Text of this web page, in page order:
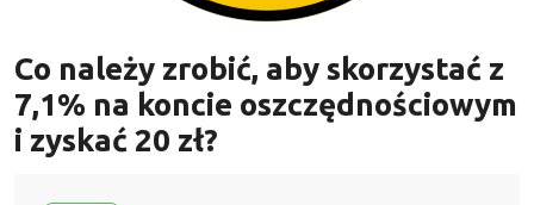
Co należy zrobić, aby skorzystać z
7,1% na koncie oszczędnościowym
i zyskać 20 zł?